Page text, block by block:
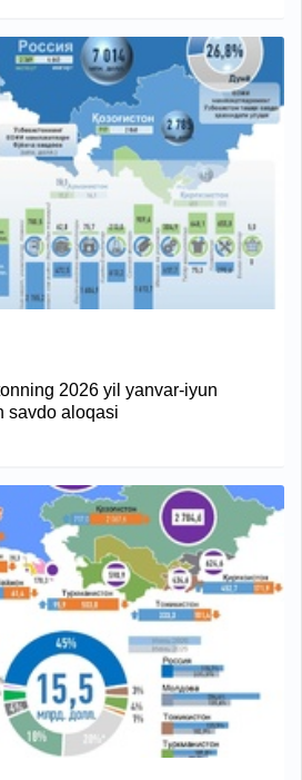
2026 yil yanvar-iyun
savdo aloqasi